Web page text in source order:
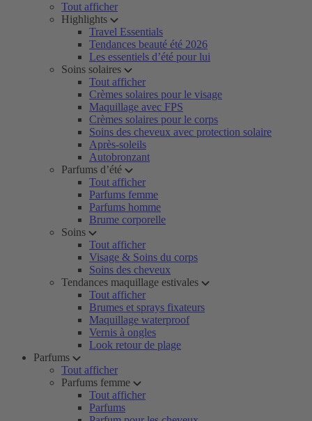
Tout afficher
Highlights
Travel Essentials
Tendances beauté été 2026
Les essentiels d’été pour lui
Soins solaires
Tout afficher
Crèmes solaires pour le visage
Maquillage avec FPS
Crèmes solaires pour le corps
Soins des cheveux avec protection solaire
Après-soleils
Autobronzant
Parfums d’été
Tout afficher
Parfums femme
Parfums homme
Brume corporelle
Soins
Tout afficher
Visage & Soins du corps
Soins des cheveux
Tendances maquillage estivales
Tout afficher
Brumes et sprays fixateurs
Maquillage waterproof
Vernis à ongles
Look retour de plage
Parfums
Tout afficher
Parfums femme
Tout afficher
Parfums